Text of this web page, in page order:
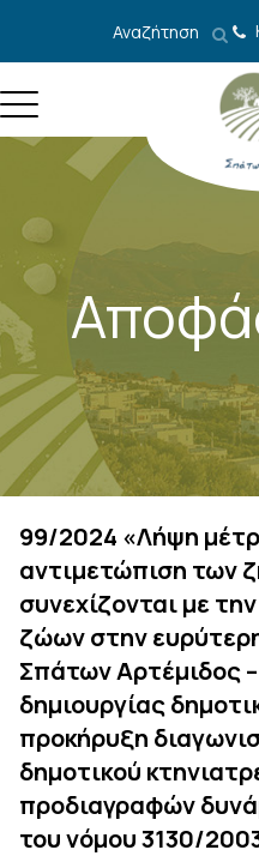
Αναζήτηση
99/2024 «Λήψη
αντιμετώπιση των
συνεχίζονται με
ζώων στην
Σπάτων Αρτέμιδος
δημιουργίας
προκήρυξη
δημοτικού
προδιαγραφών
του νόμου 3130/